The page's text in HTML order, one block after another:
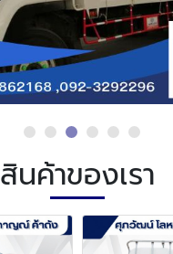
สินค้าของเรา